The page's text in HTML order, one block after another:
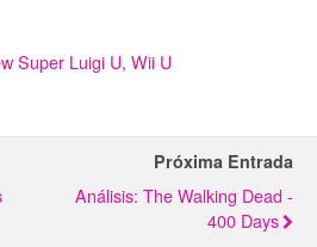
Super Luigi U, Wii U
Próxima Entrada
Análisis: The Walking Dead -
400 Days